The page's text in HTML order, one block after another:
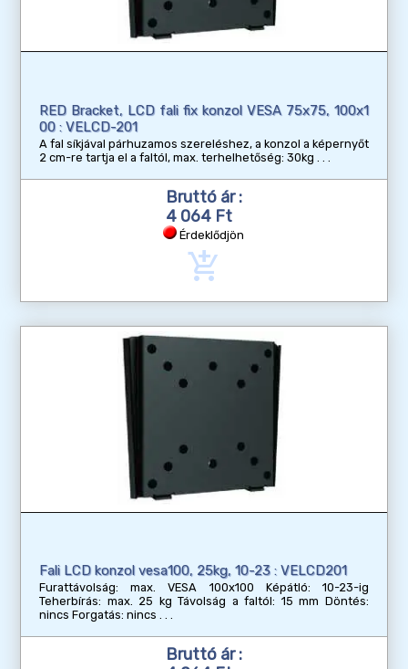
RED Bracket, LCD fali fix konzol VESA 75x75, 100x1
00 : VELCD-201
A fal síkjával párhuzamos szereléshez, a konzol a képernyőt
2 cm-re tartja el a faltól, max. terhelhetőség: 30kg
Bruttó ár :
4 064 Ft
Érdeklődjön
add_shopping_cart
Fali LCD konzol vesa100, 25kg, 10-23 : VELCD201
Furattávolság: max. VESA 100x100 Képátló: 10-23-ig
Teherbírás: max. 25 kg Távolság a faltól: 15 mm Döntés:
nincs Forgatás: nincs
Bruttó ár :